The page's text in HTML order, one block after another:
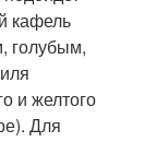
кафель
голубым,
и желтого
Для